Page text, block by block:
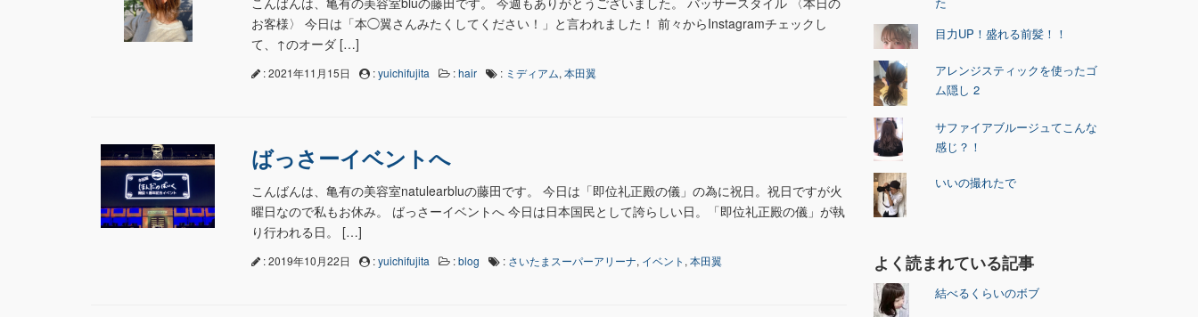
お客様〉 今日は「本◯翼さんみたくしてください！」と言われました！ 前々からInstagramチェックし
て、↑のオーダ […]
: 2021年11月15日 :yuichifujita :hair : ミディアム, 本田翼
ばっさーイベントへ
こんばんは、亀有の美容室natulearbluの藤田です。 今日は「即位礼正殿の儀」の為に祝日。祝日ですが火
曜日なので私もお休み。 ばっさーイベントへ 今日は日本国民として誇らしい日。「即位礼正殿の儀」が執
り行われる日。 […]
: 2019年10月22日 :yuichifujita :blog : さいたまスーパーアリーナ, イベント , 本田翼
目力UP！盛れる前髪！！
アレンジスティックを使ったゴ
ム隠し 2
サファイアブルージュてこんな
感じ？！
いいの撮れたで
よく読まれている記事
結べるくらいのボブ